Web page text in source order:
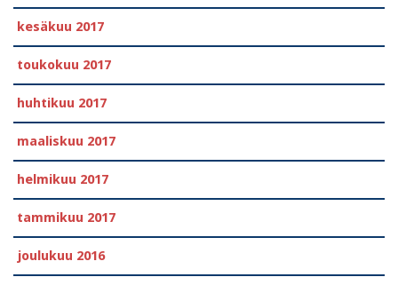
kesäkuu 2017
toukokuu 2017
huhtikuu 2017
maaliskuu 2017
helmikuu 2017
tammikuu 2017
joulukuu 2016